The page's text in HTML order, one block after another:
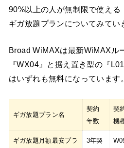
90%以上の人が無制限で使え
ギガ放題プランについてみてい
Broad WiMAXは最新WiMAXル
『WX04』と据え置き型の『
はいずれも無料になっています。
ギガ放題プラン名
契約
年数
契
機
ギガ放題月額最安プラ
3年契